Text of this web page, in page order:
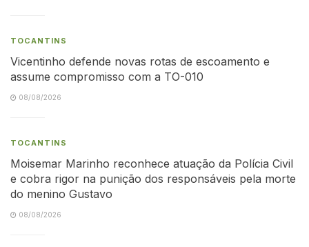
TOCANTINS
Vicentinho defende novas rotas de escoamento e
assume compromisso com a TO-010
08/08/2026
TOCANTINS
Moisemar Marinho reconhece atuação da Polícia Civil
e cobra rigor na punição dos responsáveis pela morte
do menino Gustavo
08/08/2026